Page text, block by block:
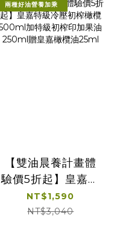
兩種好油營養加乘
【雙油晨養計畫體
驗價5折起】皇嘉特
級冷壓初榨橄欖
500ml加特級初榨
NT$1,590
NT$3,040